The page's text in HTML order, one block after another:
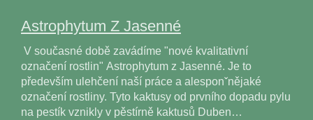
Astrophytum Z Jasenné
V současné době zavádíme "nové kvalitativní
označení rostlin" Astrophytum z Jasenné. Je to
především ulehčení naší práce a alesponˇnějaké
označení rostliny. Tyto kaktusy od prvního dopadu pylu
na pestík vznikly v pěstírně kaktusů Duben…